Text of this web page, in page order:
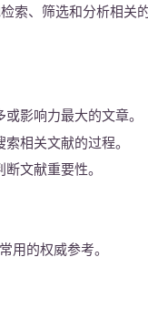
索、筛选和分析相关
影响力最大的文章。
相关文献的过程。
文献重要性。
用的权威参考。